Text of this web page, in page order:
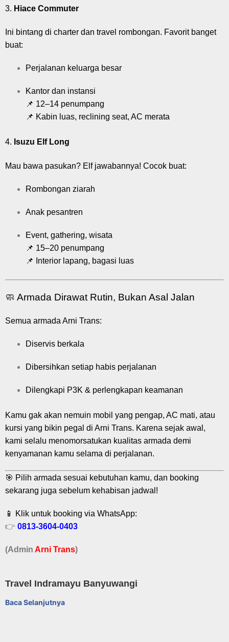
3. Hiace Commuter
Ini bintang di charter dan travel rombongan. Favorit banget
buat:
Perjalanan keluarga besar
Kantor dan instansi
📌 12–14 penumpang
📌 Kabin luas, reclining seat, AC merata
4. Isuzu Elf Long
Mau bawa pasukan? Elf jawabannya! Cocok buat:
Rombongan ziarah
Anak pesantren
Event, gathering, wisata
📌 15–20 penumpang
📌 Interior lapang, bagasi luas
🧼 Armada Dirawat Rutin, Bukan Asal Jalan
Semua armada Arni Trans:
Diservis berkala
Dibersihkan setiap habis perjalanan
Dilengkapi P3K & perlengkapan keamanan
Kamu gak akan nemuin mobil yang pengap, AC mati, atau
kursi yang bikin pegal di Arni Trans. Karena sejak awal,
kami selalu menomorsatukan kualitas armada demi
kenyamanan kamu selama di perjalanan.
🎯 Pilih armada sesuai kebutuhan kamu, dan booking
sekarang juga sebelum kehabisan jadwal!
📱 Klik untuk booking via WhatsApp:
👉 0813-3604-0403
(Admin Arni Trans)
Travel Indramayu Banyuwangi
Baca Selanjutnya